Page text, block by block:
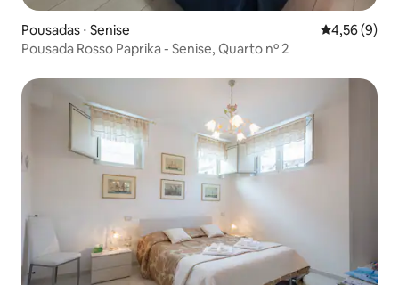
Pousadas ⋅ Senise 4,56 de uma
4,56 (9)
Pousada Rosso Paprika - Senise, Quarto nº 2